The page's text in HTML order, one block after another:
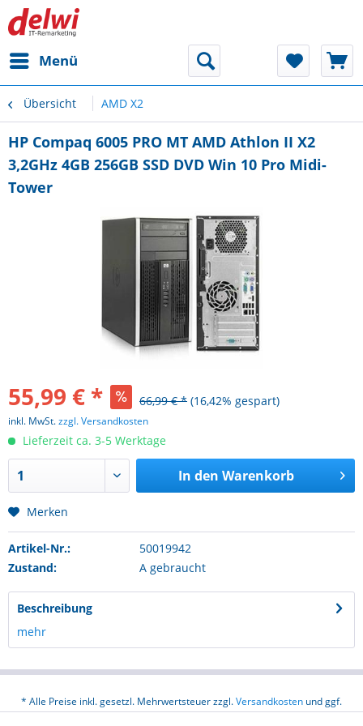
Menü
Übersicht AMD X2
HP Compaq 6005 PRO MT AMD Athlon II X2
3,2GHz 4GB 256GB SSD DVD Win 10 Pro Midi-
Tower
55,99 € * 66,99 € * (16,42% gespart)
inkl. MwSt.zzgl. Versandkosten
Lieferzeit ca. 3-5 Werktage
In den Warenkorb
Merken
Artikel-Nr.:
50019942
Zustand:
A gebraucht
Beschreibung
mehr
* Alle Preise inkl. gesetzl. Mehrwertsteuer zzgl.Versandkosten und ggf.